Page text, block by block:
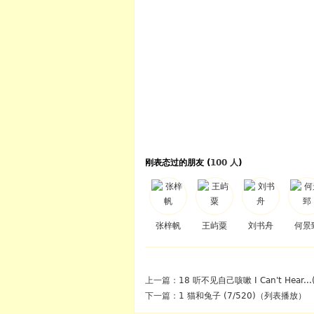
刚表态过的朋友 (100 人)
张梓帆 王屿粟 刘书舟 何景
上一篇： 18 听不见自己咳嗽 I Can't
下一篇： 1 猫和兔子 (7/520)（列表播放）